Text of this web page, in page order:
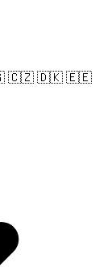
🇨🇿 🇩🇰 🇪🇪